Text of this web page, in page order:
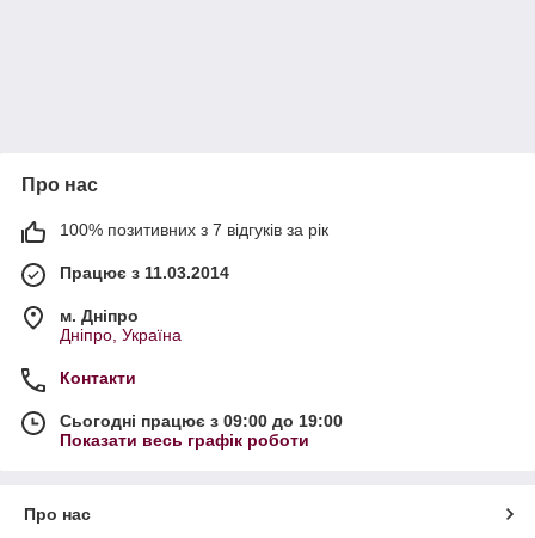
Про нас
100% позитивних з 7 відгуків за рік
Працює з 11.03.2014
м. Дніпро
Дніпро, Україна
Контакти
Сьогодні працює з 09:00 до 19:00
Показати весь графік роботи
Про нас